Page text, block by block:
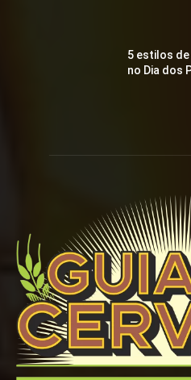
5 estilos de
no Dia dos